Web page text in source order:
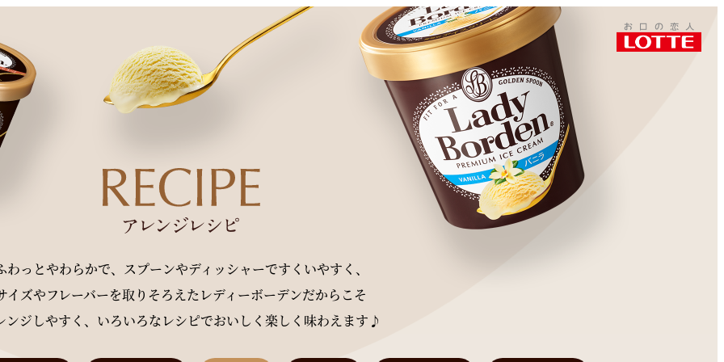
このページをシェアする
わっとやわらかで、スプーンやディッシャーですくいやすく、
イズやフレーバーを取りそろえたレディーボーデンだからこそ
ンジしやすく、いろいろなレシピでおいしく楽しく味わえます♪